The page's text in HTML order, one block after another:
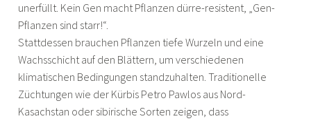
unerfüllt. Kein Gen macht Pflanzen dürre-resistent, „Gen-
Pflanzen sind starr!“.
Stattdessen brauchen Pflanzen tiefe Wurzeln und eine
Wachsschicht auf den Blättern, um verschiedenen
klimatischen Bedingungen standzuhalten. Traditionelle
Züchtungen wie der Kürbis Petro Pawlos aus Nord-
Kasachstan oder sibirische Sorten zeigen, dass